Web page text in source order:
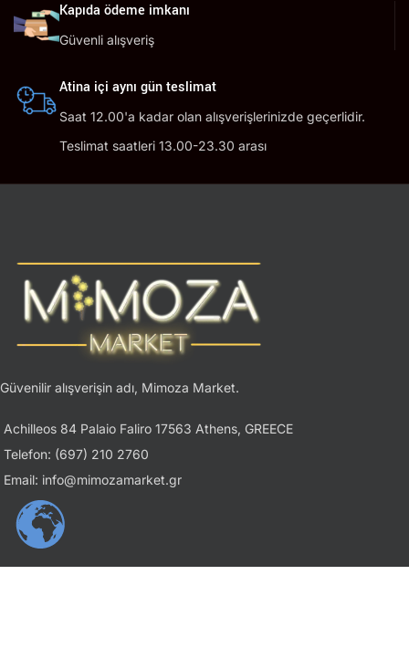
Kapıda ödeme imkanı
Güvenli alışveriş
Atina içi aynı gün teslimat
Saat 12.00'a kadar olan alışverişlerinizde geçerlidir.
Teslimat saatleri 13.00-23.30 arası
Güvenilir alışverişin adı, Mimoza Market.
Achilleos 84 Palaio Faliro 17563 Athens, GREECE
Telefon: (697) 210 2760
Email: info@mimozamarket.gr